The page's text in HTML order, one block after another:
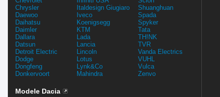
Chrysler
Daewoo
Daihatsu
Daimler
Dallara
Datsun
Detroit Electric
Dodge
Dongfeng
Donkervoort
Italdesign Giugiaro
Iveco
Koenigsegg
KTM
Lada
Lancia
Lincoln
Lotus
Lynk&Co
Mahindra
Shuanghuan
Spada
Spyker
Tata
TH!NK
TVR
Vanda Electrics
VUHL
Vulca
Zenvo
Modele Dacia